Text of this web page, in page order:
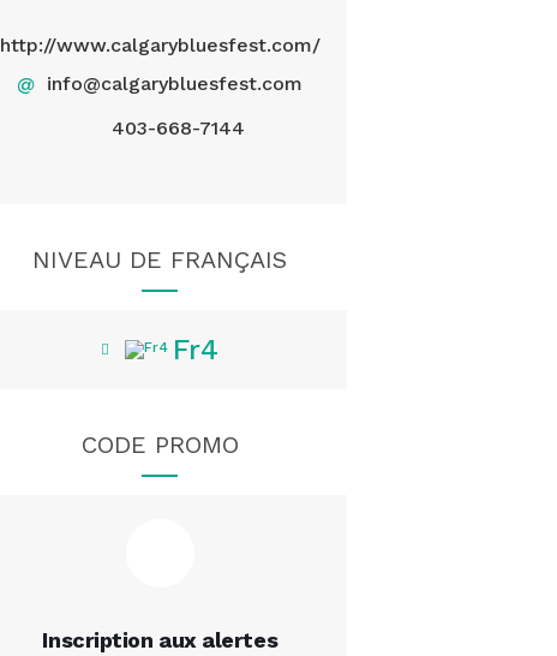
http://www.calgarybluesfest.com/
@ info@calgarybluesfest.com
403-668-7144
NIVEAU DE FRANÇAIS
Fr4
CODE PROMO
Inscription aux alertes